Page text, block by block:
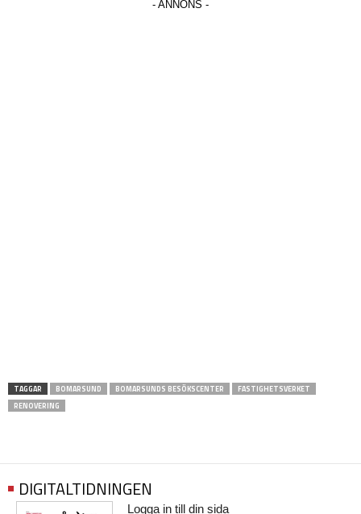
TAGGAR BOMARSUND BOMARSUNDS BESÖKSCENTER
FASTIGHETSVERKET
RENOVERING
DIGITALTIDNINGEN
Logga in till din sida